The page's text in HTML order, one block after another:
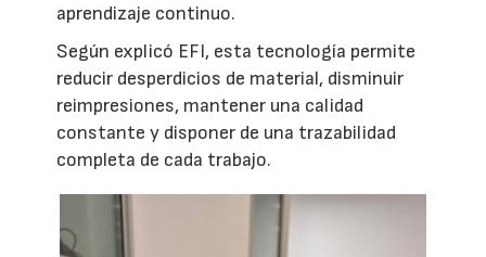
aprendizaje continuo.
Según explicó EFI, esta tecnología permite
reducir desperdicios de material, disminuir
reimpresiones, mantener una calidad
constante y disponer de una trazabilidad
completa de cada trabajo.